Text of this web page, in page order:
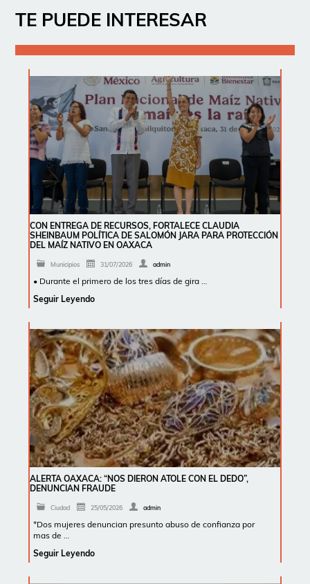
TE PUEDE INTERESAR
CON ENTREGA DE RECURSOS, FORTALECE CLAUDIA
SHEINBAUM POLÍTICA DE SALOMÓN JARA PARA PROTECCIÓN
DEL MAÍZ NATIVO EN OAXACA
Municipios 31/07/2026 admin
• Durante el primero de los tres días de gira …
Seguir Leyendo
ALERTA OAXACA: “NOS DIERON ATOLE CON EL DEDO”,
DENUNCIAN FRAUDE
Ciudad 25/05/2026 admin
*Dos mujeres denuncian presunto abuso de confianza por
mas de …
Seguir Leyendo